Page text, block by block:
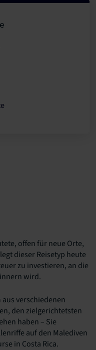
offen für neue Orte,
dieser Reisetyp heute
zu investieren, an die
wird.
verschiedenen
den zielgerichtetsten
haben – Sie
auf den Malediven
in Costa Rica.